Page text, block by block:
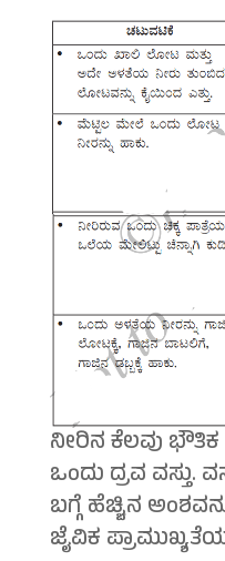
ನೀರಿನ ಕೆಲವು ಭೌತಿಕ
ಒಂದು ದ್ರವ ವಸ್ತು.
ಬಗ್ಗೆ ಹೆಚ್ಚಿನ
ಜೈವಿಕ